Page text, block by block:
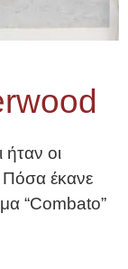
οι
Πόσα έκανε
“Combato”